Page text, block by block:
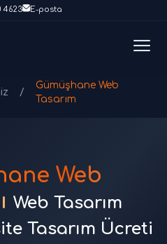
4623 E-posta
/
Gümüşhane Web
Tasarım
Web
Web Tasarım
Tasarım Ücreti